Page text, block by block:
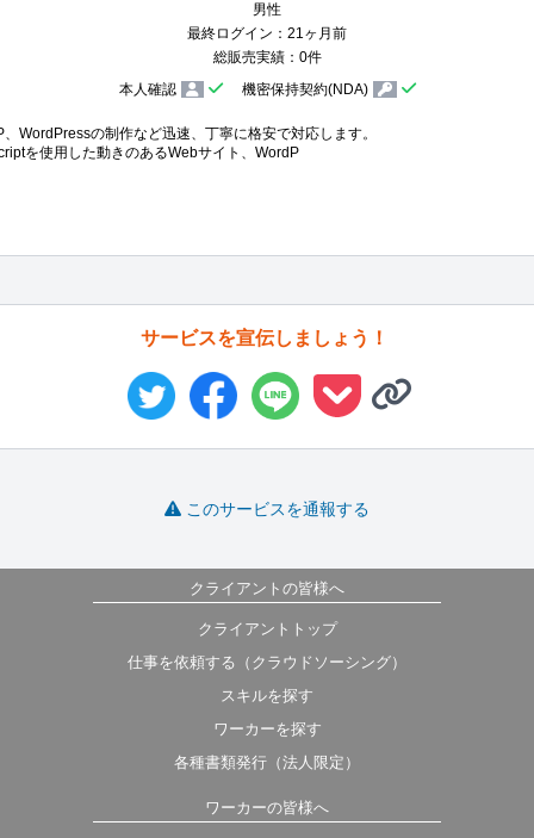
男性
最終ログイン：21ヶ月前
総販売実績：0件
本人確認
機密保持契約(NDA)
WordPressの制作など迅速、丁寧に格安で対応します。
を使用した動きのあるWebサイト、WordP
サービスを宣伝しましょう！
このサービスを通報する
クライアントの皆様へ
クライアントトップ
仕事を依頼する（クラウドソーシング）
スキルを探す
ワーカーを探す
各種書類発行（法人限定）
ワーカーの皆様へ